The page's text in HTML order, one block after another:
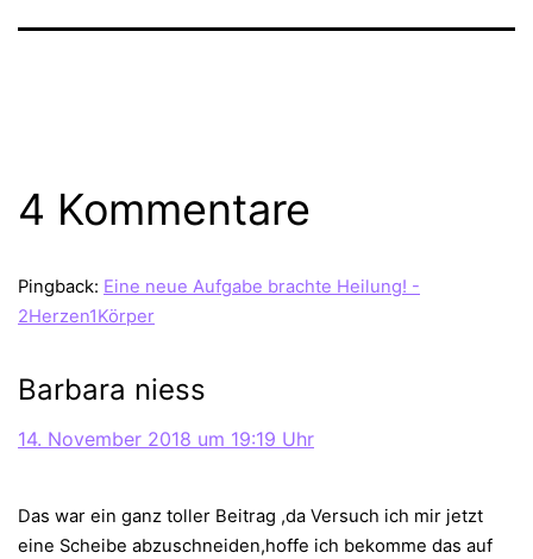
4 Kommentare
Pingback: Eine neue Aufgabe brachte Heilung! -
2Herzen1Körper
Barbara niess
14. November 2018 um 19:19 Uhr
Das war ein ganz toller Beitrag ,da Versuch ich mir jetzt
eine Scheibe abzuschneiden,hoffe ich bekomme das auf